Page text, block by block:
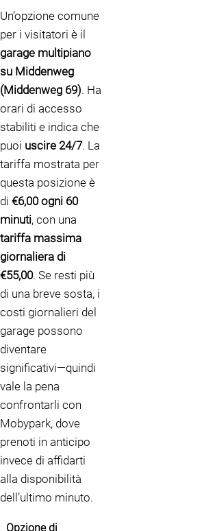
Un’opzione comune
per i visitatori è il
garage multipiano
su Middenweg
(Middenweg 69). Ha
orari di accesso
stabiliti e indica che
puoi uscire 24/7. La
tariffa mostrata per
questa posizione è
di €6,00 ogni 60
minuti, con una
tariffa massima
giornaliera di
€55,00. Se resti più
di una breve sosta, i
costi giornalieri del
garage possono
diventare
significativi—quindi
vale la pena
confrontarli con
Mobypark, dove
prenoti in anticipo
invece di affidarti
alla disponibilità
dell’ultimo minuto.
Opzione di